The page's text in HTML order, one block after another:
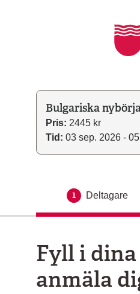
Bulgariska
Pris: 2445 kr
Tid: 03 sep. 2026 -
1 Aktuellt
Deltagare
Fyll i
anmäla